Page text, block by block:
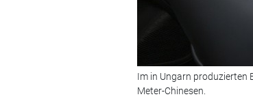
Im in Ungarn produzierten
Meter-Chinesen.